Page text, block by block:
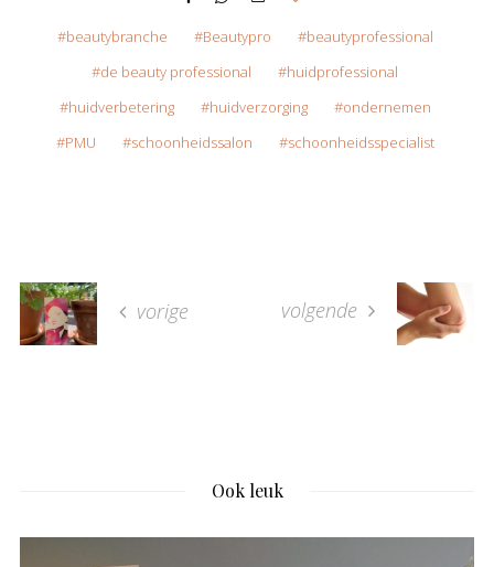
beautybranche Beautypro
beautyprofessional
de beauty professional
huidprofessional
huidverbetering
huidverzorging
ondernemen
PMU
schoonheidssalon schoonheidsspecialist
vorige volgende
Ook leuk